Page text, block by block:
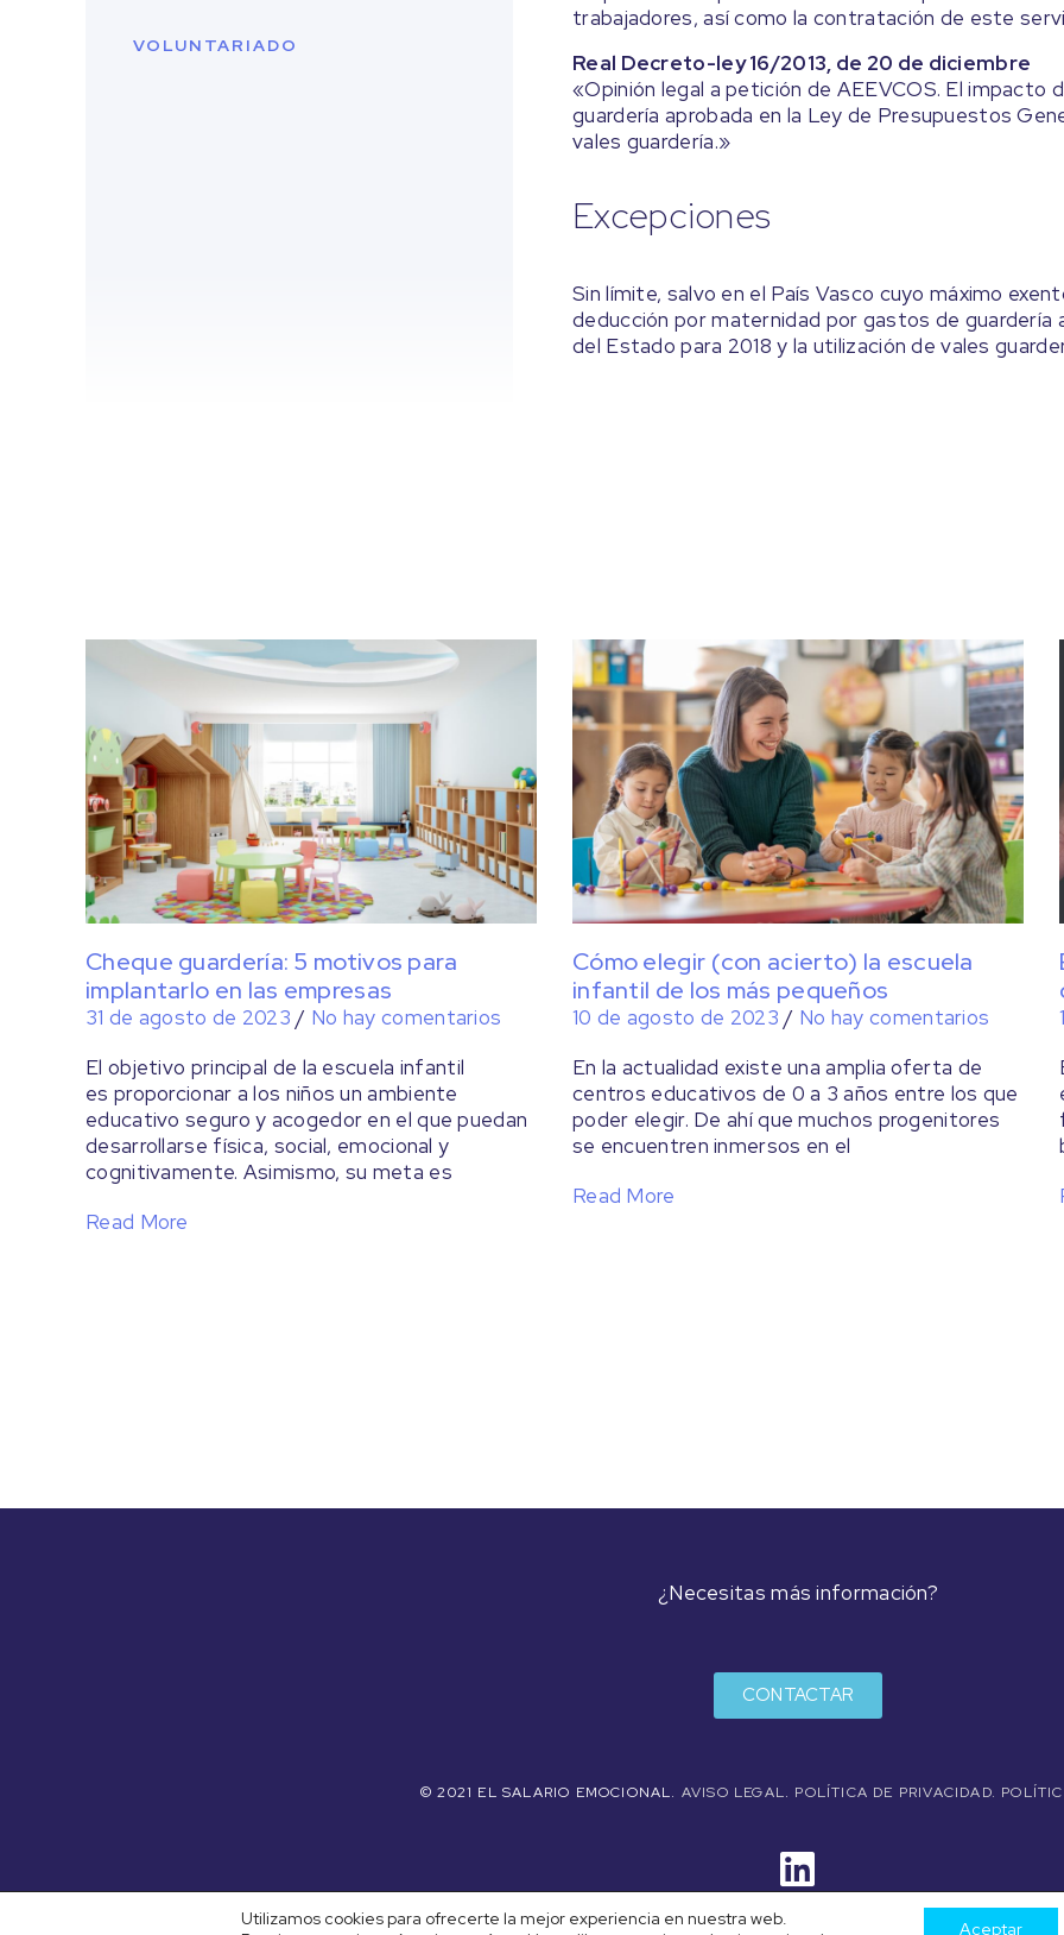
VOLUNTARIADO
trabajadores, así como la contratación de este
Real Decreto-ley 16/2013, de 20 de diciembre
«Opinión legal a petición de AEEVCOS. El
guardería aprobada en la Ley de Presupuestos
vales guardería.»
Excepciones
Sin límite, salvo en el País Vasco cuyo máximo
deducción por maternidad por gastos de
del Estado para 2018 y la utilización de vales
Cheque guardería: 5 motivos para
implantarlo en las empresas
31 de agosto de 2023 / No hay comentarios
El objetivo principal de la escuela infantil
es proporcionar a los niños un ambiente
educativo seguro y acogedor en el que puedan
desarrollarse física, social, emocional y
cognitivamente. Asimismo, su meta es
Read More
Cómo elegir (con acierto) la escuela
infantil de los más pequeños
10 de agosto de 2023 / No hay comentarios
En la actualidad existe una amplia oferta de
centros educativos de 0 a 3 años entre los que
poder elegir. De ahí que muchos progenitores
se encuentren inmersos en el
Read More
¿Necesitas más información?
CONTACTAR
© 2021 EL SALARIO EMOCIONAL. AVISO LEGAL. POLÍTICA DE PRIVACIDAD.
Utilizamos cookies para ofrecerte la mejor experiencia en nuestra web.
Aceptar